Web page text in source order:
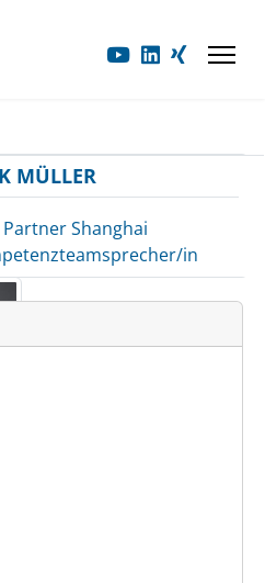
MÜLLER
Partner Shanghai
in